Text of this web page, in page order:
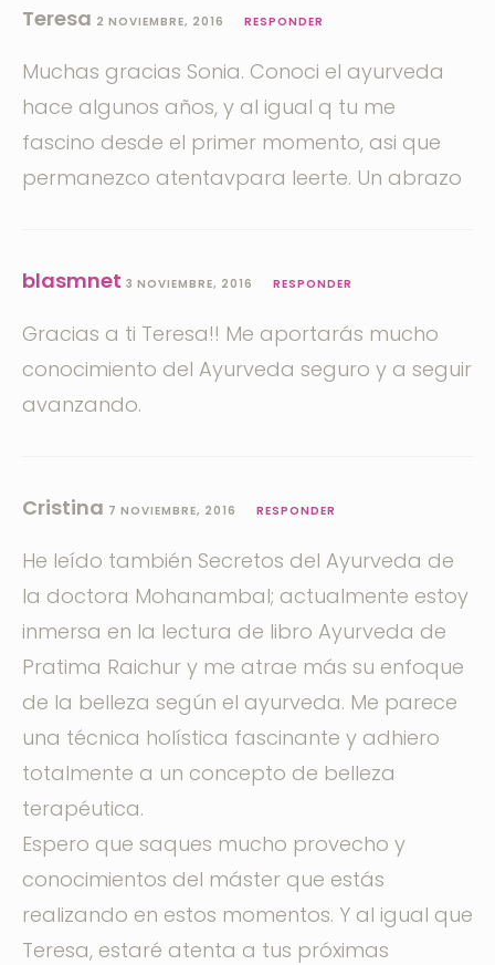
Teresa 2 NOVIEMBRE, 2016 RESPONDER
Muchas gracias Sonia. Conoci el ayurveda
hace algunos años, y al igual q tu me
fascino desde el primer momento, asi que
permanezco atentavpara leerte. Un abrazo
blasmnet 3 NOVIEMBRE, 2016 RESPONDER
Gracias a ti Teresa!! Me aportarás mucho
conocimiento del Ayurveda seguro y a seguir
avanzando.
Cristina 7 NOVIEMBRE, 2016 RESPONDER
He leído también Secretos del Ayurveda de
la doctora Mohanambal; actualmente estoy
inmersa en la lectura de libro Ayurveda de
Pratima Raichur y me atrae más su enfoque
de la belleza según el ayurveda. Me parece
una técnica holística fascinante y adhiero
totalmente a un concepto de belleza
terapéutica.
Espero que saques mucho provecho y
conocimientos del máster que estás
realizando en estos momentos. Y al igual que
Teresa, estaré atenta a tus próximas